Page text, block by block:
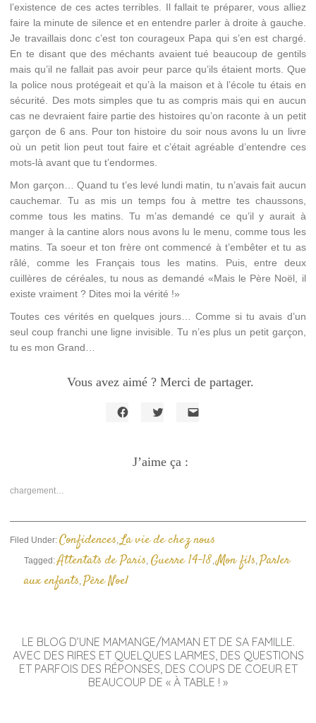
l’existence de ces actes terribles. Il fallait te préparer, vous alliez
faire la minute de silence et en entendre parler à droite à gauche.
Je travaillais donc c’est ton courageux Papa qui s’en est chargé.
En te disant que des méchants avaient tué beaucoup de gentils
mais qu’il ne fallait pas avoir peur parce qu’ils étaient morts. Que
la police nous protégeait et qu’à la maison et à l’école tu étais en
sécurité. Des mots simples que tu as compris mais qui en aucun
cas ne devraient faire partie des histoires qu’on raconte à un petit
garçon de 6 ans. Pour ton histoire du soir nous avons lu un livre
où un petit lion peut tout faire et c’était agréable d’entendre ces
mots-là avant que tu t’endormes.
Mon garçon… Quand tu t’es levé lundi matin, tu n’avais fait aucun
cauchemar. Tu as mis un temps fou à mettre tes chaussons,
comme tous les matins. Tu m’as demandé ce qu’il y aurait à
manger à la cantine alors nous avons lu le menu, comme tous les
matins. Ta soeur et ton frère ont commencé à t’embêter et tu as
râlé, comme les Français tous les matins. Puis, entre deux
cuillères de céréales, tu nous as demandé «Mais le Père Noël, il
existe vraiment ? Dites moi la vérité !»
Toutes ces vérités en quelques jours… Comme si tu avais d’un
seul coup franchi une ligne invisible. Tu n’es plus un petit garçon,
tu es mon Grand…
Vous avez aimé ? Merci de partager.
Facebook(ouvre
dans
Twitter(ouvre
dans
dans
nouvelle
fenêtre)
J’aime ça :
chargement…
Filed Under:Confidences,La vie de chez nous
Tagged:Attentats de Paris, Guerre 14-18,Mon fils,Parler
aux enfants,Père Noel
LE BLOG D’UNE MAMANGE/MAMAN ET DE SA FAMILLE.
AVEC DES RIRES ET QUELQUES LARMES, DES QUESTIONS
ET PARFOIS DES RÉPONSES, DES COUPS DE COEUR ET
BEAUCOUP DE « À TABLE ! »